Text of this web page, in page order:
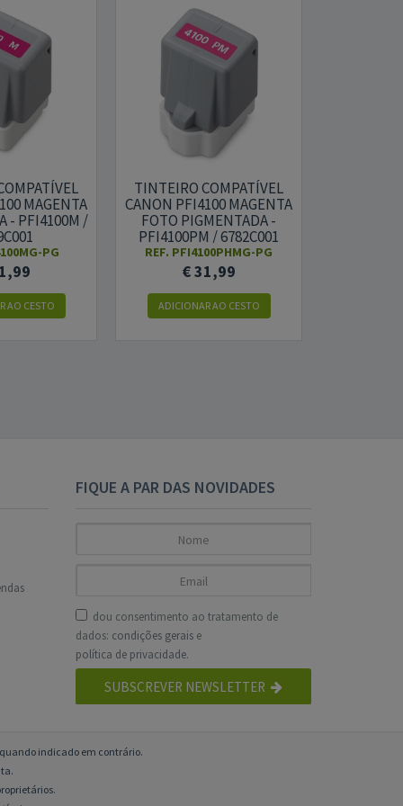
MAGENTA
- PFI4100M /
PG
AO CESTO
TINTEIRO COMPATÍVEL
CANON PFI4100 MAGENTA
FOTO PIGMENTADA -
PFI4100PM / 6782C001
REF. PFI4100PHMG-PG
€ 31,99
ADICIONAR AO CESTO
FIQUE A PAR DAS NOVIDADES
dou consentimento ao tratamento de
dados: condições geraise
política de privacidade.
SUBSCREVER NEWSLETTER
indicado em contrário.